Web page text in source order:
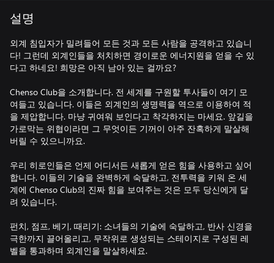
설명
외계 침입자가 밀려들어 모든 것과 모든 사람을 공격하고 있습니
다! 그런데 외계인들을 처치하면 경이로운 에너지원을 얻을 수 있
다고 하네요! 희망은 아직 남아 있는 걸까요?
Chenso Club을 소개합니다. 전 세계를 구원할 투사들이 여기 모
여들고 있습니다. 이들은 외계인의 생명력을 역으로 이용하여 적
을 제압합니다. 마냥 귀여워 보인다고 착각하지는 마세요. 앞길을
가로막는 위협이라면 그 무엇이든 기꺼이 아주 잔혹하게 말살해
버릴 수 있으니까요.
우리 히로인들은 언제 어디서든 새롭게 얻은 힘을 사용하고 싶어
합니다. 이들의 기술을 완벽하게 숙달하고, 전투력을 키워 온 세
계에 Chenso Club의 진짜 힘을 보여주는 것은 모두 당신에게 달
려 있습니다.
펀치, 점프, 베기, 때리기: 소녀들의 기술에 숙달하고, 반사 신경을
극한까지 끌어올리고, 무작위로 생성되는 스테이지로 구성된 레
벨을 통과하며 외계인을 말살하세요.